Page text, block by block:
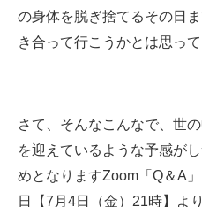
の身体を脱ぎ捨てるその日
き合って行こうかとは思って
さて、そんなこんなで、世
を迎えているような予感が
めとなりますZoom「Q＆A
日【7月4日（金）21時】よ